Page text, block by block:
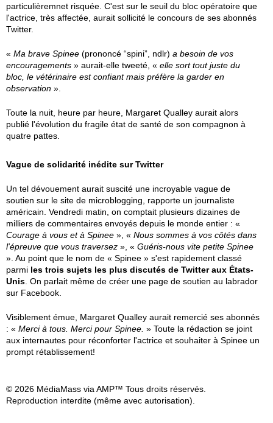
particulièremnet risquée. C'est sur le seuil du bloc opératoire que
l'actrice, très affectée, aurait sollicité le concours de ses abonnés
Twitter.
« Ma brave Spinee (prononcé “spini”, ndlr) a besoin de vos
encouragements » aurait-elle tweeté, « elle sort tout juste du
bloc, le vétérinaire est confiant mais préfère la garder en
observation ».
Toute la nuit, heure par heure, Margaret Qualley aurait alors
publié l'évolution du fragile état de santé de son compagnon à
quatre pattes.
Vague de solidarité inédite sur Twitter
Un tel dévouement aurait suscité une incroyable vague de
soutien sur le site de microblogging, rapporte un journaliste
américain. Vendredi matin, on comptait plusieurs dizaines de
milliers de commentaires envoyés depuis le monde entier : «
Courage à vous et à Spinee », « Nous sommes à vos côtés dans
l'épreuve que vous traversez », « Guéris-nous vite petite Spinee
». Au point que le nom de « Spinee » s'est rapidement classé
parmi les trois sujets les plus discutés de Twitter aux États-
Unis . On parlait même de créer une page de soutien au labrador
sur Facebook.
Visiblement émue, Margaret Qualley aurait remercié ses abonnés
: « Merci à tous. Merci pour Spinee. » Toute la rédaction se joint
aux internautes pour réconforter l'actrice et souhaiter à Spinee un
prompt rétablissement!
© 2026 MédiaMass via AMP™ Tous droits réservés.
Reproduction interdite (même avec autorisation).